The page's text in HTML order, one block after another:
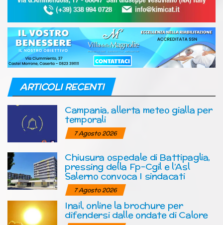
ARTICOLI RECENTI
Campania, allerta meteo gialla per
temporali
7 Agosto 2026
Chiusura ospedale di Battipaglia,
pressing della Fp-Cgil e l’Asl
Salerno convoca I sindacati
7 Agosto 2026
Inail, online la brochure per
difendersi dalle ondate di Calore